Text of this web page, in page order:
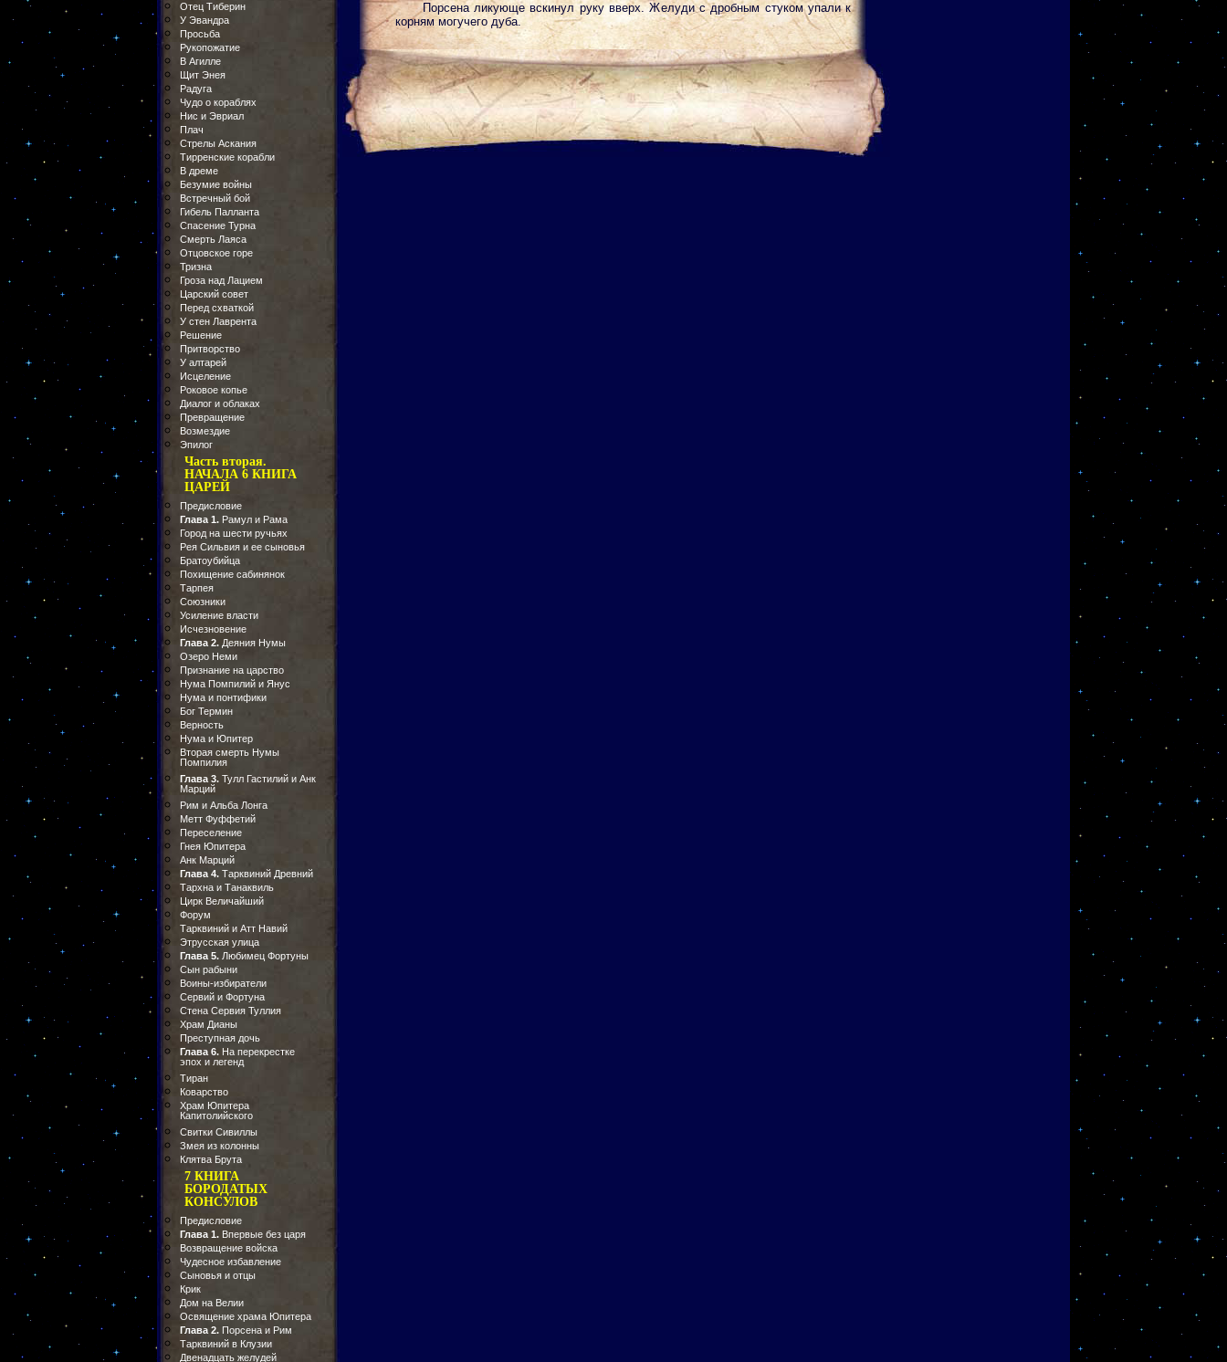
Отец Тиберин
У Эвандра
Просьба
Рукопожатие
В Агилле
Щит Энея
Радуга
Чудо о кораблях
Нис и Эвриал
Плач
Стрелы Аскания
Тирренские корабли
В дреме
Безумие войны
Встречный бой
Гибель Палланта
Спасение Турна
Смерть Лаяса
Отцовское горе
Тризна
Гроза над Лацием
Царский совет
Перед схваткой
У стен Лаврента
Решение
Притворство
У алтарей
Исцеление
Роковое копье
Диалог и облаках
Превращение
Возмездие
Эпилог
Часть вторая.
НАЧАЛА 6 КНИГА
ЦАРЕЙ
Предисловие
Глава 1. Рамул и Рама
Город на шести ручьях
Рея Сильвия и ее сыновья
Братоубийца
Похищение сабинянок
Тарпея
Союзники
Усиление власти
Исчезновение
Глава 2. Деяния Нумы
Озеро Неми
Признание на царство
Нума Помпилий и Янус
Нума и понтифики
Бог Термин
Верность
Нума и Юпитер
Вторая смерть Нумы
Помпилия
Глава 3. Тулл Гастилий и Анк
Марций
Рим и Альба Лонга
Метт Фуффетий
Переселение
Гнея Юпитера
Анк Марций
Глава 4. Тарквиний Древний
Тархна и Танаквиль
Цирк Величайший
Форум
Тарквиний и Атт Навий
Этрусская улица
Глава 5. Любимец Фортуны
Сын рабыни
Воины-избиратели
Сервий и Фортуна
Стена Сервия Туллия
Храм Дианы
Преступная дочь
Глава 6. На перекрестке
эпох и легенд
Тиран
Коварство
Храм Юпитера
Капитолийского
Свитки Сивиллы
Змея из колонны
Клятва Брута
7 КНИГА
БОРОДАТЫХ
КОНСУЛОВ
Предисловие
Глава 1. Впервые без царя
Возвращение войска
Чудесное избавление
Сыновья и отцы
Крик
Дом на Велии
Освящение храма Юпитера
Глава 2. Порсена и Рим
Тарквиний в Клузии
Двенадцать желудей
Порсена ликующе вскинул руку вверх. Желуди с дробным стуком упали к
корням могучего дуба.